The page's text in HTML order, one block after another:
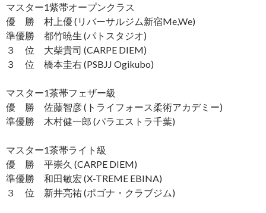
マスター1紫帯オープンクラス
優 勝 村上優 (リバーサルジム新宿Me,We)
準優勝 都竹暁生 (パトスタジオ)
３ 位 大柴貴司 (CARPE DIEM)
３ 位 橋本圭右 (PSBJJ Ogikubo)
マスター1茶帯フェザー級
優 勝 佐藤智彦 (トライフォース柔術アカデミー)
準優勝 木村健一郎 (パラエストラ千葉)
マスター1茶帯ライト級
優 勝 平崇久 (CARPE DIEM)
準優勝 和田敏宏 (X-TREME EBINA)
３ 位 新井亮祐 (ポゴナ・クラブジム)